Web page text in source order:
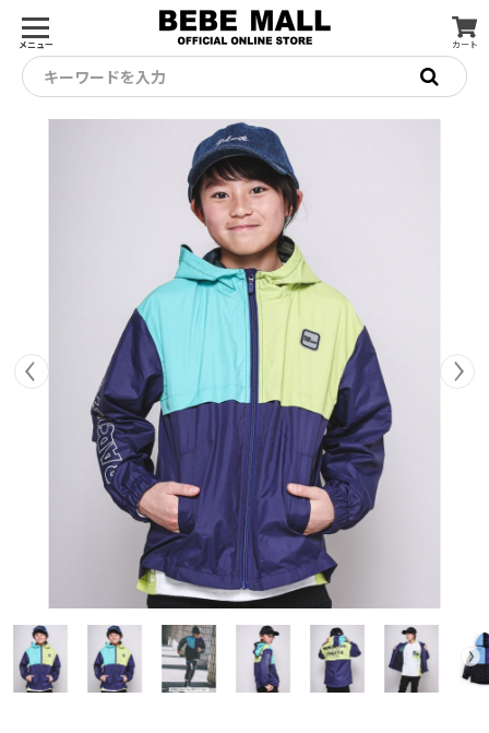
メニュー カート
キーワードを入力